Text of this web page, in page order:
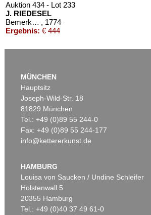
Auktion 434 - Lot 233
J. RIEDESEL
Bemerkungen auf einer Reise nach der Levante , 1774
Ergebnis: € 444
MÜNCHEN
Hauptsitz
Joseph-Wild-Str. 18
81829 München
Tel.: +49 (0)89 55 244-0
Fax: +49 (0)89 55 244-177
info@kettererkunst.de
HAMBURG
Louisa von Saucken / Undine Schleifer
Holstenwall 5
20355 Hamburg
Tel.: +49 (0)40 37 49 61-0